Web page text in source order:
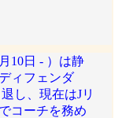
10日 - ）は静
ィフェンダ
し、現在はJリ
コーチを務め